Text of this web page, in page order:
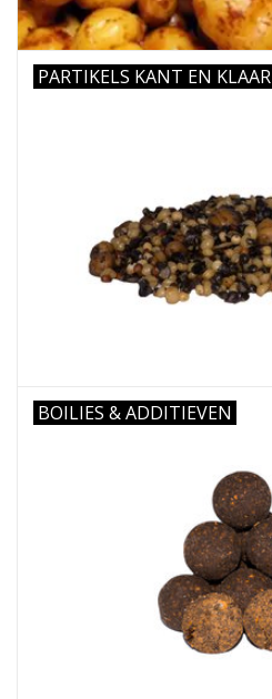
PARTIKELS KANT EN KLAAR
BOILIES & ADDITIEVEN